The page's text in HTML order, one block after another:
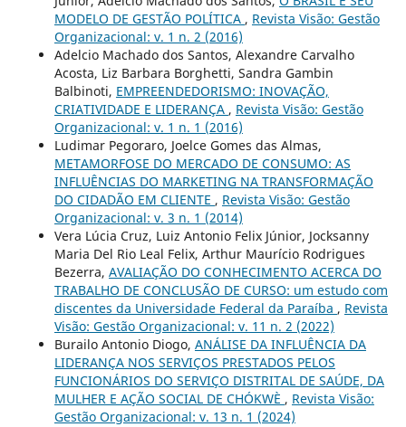
MODELO DE GESTÃO POLÍTICA , Revista Visão: Gestão
Organizacional: v. 1 n. 2 (2016)
Adelcio Machado dos Santos, Alexandre Carvalho
Acosta, Liz Barbara Borghetti, Sandra Gambin
Balbinoti, EMPREENDEDORISMO: INOVAÇÃO,
CRIATIVIDADE E LIDERANÇA , Revista Visão: Gestão
Organizacional: v. 1 n. 1 (2016)
Ludimar Pegoraro, Joelce Gomes das Almas,
METAMORFOSE DO MERCADO DE CONSUMO: AS
INFLUÊNCIAS DO MARKETING NA TRANSFORMAÇÃO
DO CIDADÃO EM CLIENTE , Revista Visão: Gestão
Organizacional: v. 3 n. 1 (2014)
Vera Lúcia Cruz, Luiz Antonio Felix Júnior, Jocksanny
Maria Del Rio Leal Felix, Arthur Maurício Rodrigues
Bezerra, AVALIAÇÃO DO CONHECIMENTO ACERCA DO
TRABALHO DE CONCLUSÃO DE CURSO: um estudo com
discentes da Universidade Federal da Paraíba , Revista
Visão: Gestão Organizacional: v. 11 n. 2 (2022)
Burailo Antonio Diogo, ANÁLISE DA INFLUÊNCIA DA
LIDERANÇA NOS SERVIÇOS PRESTADOS PELOS
FUNCIONÁRIOS DO SERVIÇO DISTRITAL DE SAÚDE, DA
MULHER E AÇÃO SOCIAL DE CHÓKWÈ , Revista Visão:
Gestão Organizacional: v. 13 n. 1 (2024)